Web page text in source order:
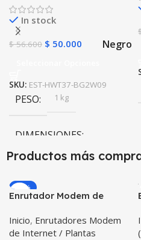
In stock
$56.600 $ 50.000 Negro
SKU: EST-HWT37-BG2W09
PESO 1 kg
DIMENSIONES
COLOR Negro
Productos más
-20%
Enrutador Modem de
Libre Todo Operador 4G
LTE SIMCARD
Inicio, Enrutadores Modem
de Internet / Plantas